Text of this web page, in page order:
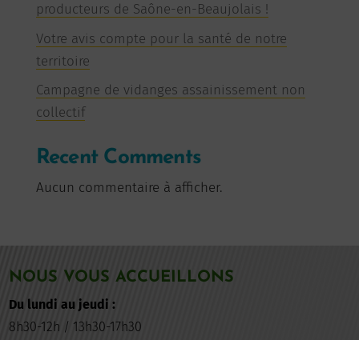
producteurs de Saône-en-Beaujolais !
Votre avis compte pour la santé de notre
territoire
Campagne de vidanges assainissement non
collectif
Recent Comments
Aucun commentaire à afficher.
NOUS VOUS ACCUEILLONS
Du lundi au jeudi :
8h30-12h / 13h30-17h30